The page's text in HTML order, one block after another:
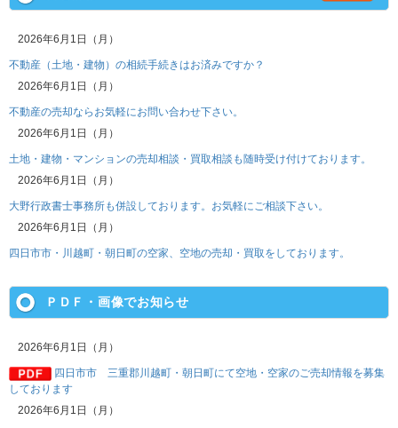
2026年6月1日（月）
不動産（土地・建物）の相続手続きはお済みですか？
2026年6月1日（月）
不動産の売却ならお気軽にお問い合わせ下さい。
2026年6月1日（月）
土地・建物・マンションの売却相談・買取相談も随時受け付けております。
2026年6月1日（月）
大野行政書士事務所も併設しております。お気軽にご相談下さい。
2026年6月1日（月）
四日市市・川越町・朝日町の空家、空地の売却・買取をしております。
ＰＤＦ・画像でお知らせ
2026年6月1日（月）
四日市市 三重郡川越町・朝日町にて空地・空家のご売却情報を募集
しております
2026年6月1日（月）